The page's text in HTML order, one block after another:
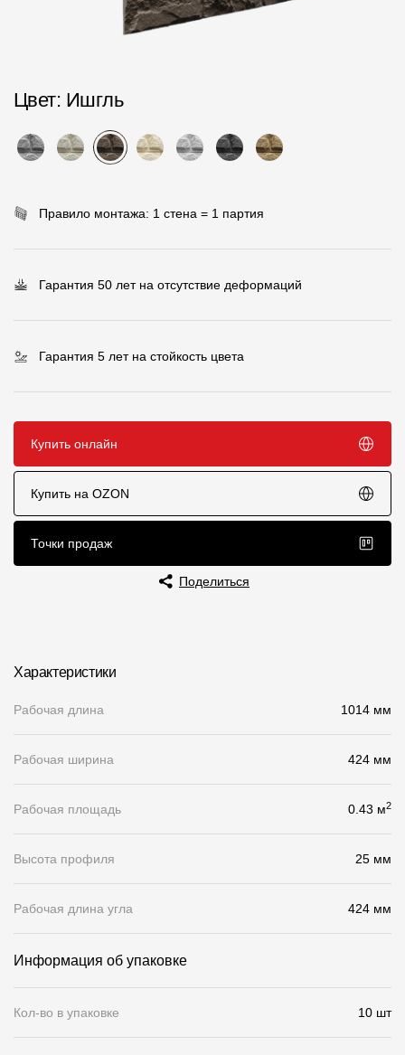
Пластиковые водосточные системы
Металлические водосточные системы
Технические листы
Сертификаты
Текстуры
Фото объектов
Вопрос-ответ/Faq
Статьи
Конструктор
Калькулятор
Компания
Контроль качества кровли
Отправка рекламации
Цвет: Ишгль
Правило монтажа: 1 стена = 1 партия
Гарантия 50 лет на отсутствие деформаций
Гарантия 5 лет на стойкость цвета
Купить онлайн
Купить на OZON
Точки продаж
Поделиться
Характеристики
Рабочая длина 1014 мм
Рабочая ширина 424 мм
Рабочая площадь 0.43 м2
Высота профиля 25 мм
Рабочая длина угла 424 мм
Информация об упаковке
Кол-во в упаковке 10 шт